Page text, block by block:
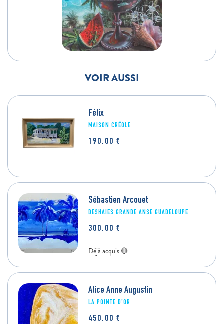
VOIR AUSSI
Félix
MAISON CRÉOLE
190,00 €
Sébastien Arcouet
DESHAIES GRANDE ANSE GUADELOUPE
300,00 €
Alice Anne Augustin
LA POINTE D’OR
450,00 €